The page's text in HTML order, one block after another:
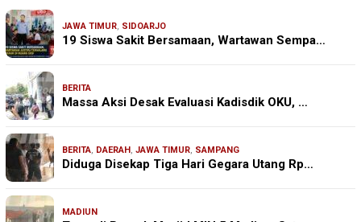
JAWA TIMUR, SIDOARJO
19 Siswa Sakit Bersamaan, Wartawan Sempa…
BERITA
Massa Aksi Desak Evaluasi Kadisdik OKU, …
BERITA, DAERAH , JAWA TIMUR, SAMPANG
Diduga Disekap Tiga Hari Gegara Utang Rp…
MADIUN